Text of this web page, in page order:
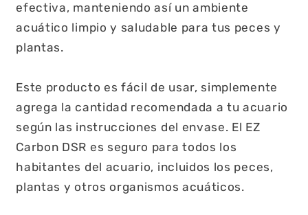
efectiva, manteniendo así un ambiente
acuático limpio y saludable para tus peces y
plantas.
Este producto es fácil de usar, simplemente
agrega la cantidad recomendada a tu acuario
según las instrucciones del envase. El EZ
Carbon DSR es seguro para todos los
habitantes del acuario, incluidos los peces,
plantas y otros organismos acuáticos.